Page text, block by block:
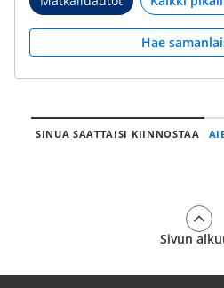
Hae
SINUA SAATTAISI KIINNOSTAA
Sivun